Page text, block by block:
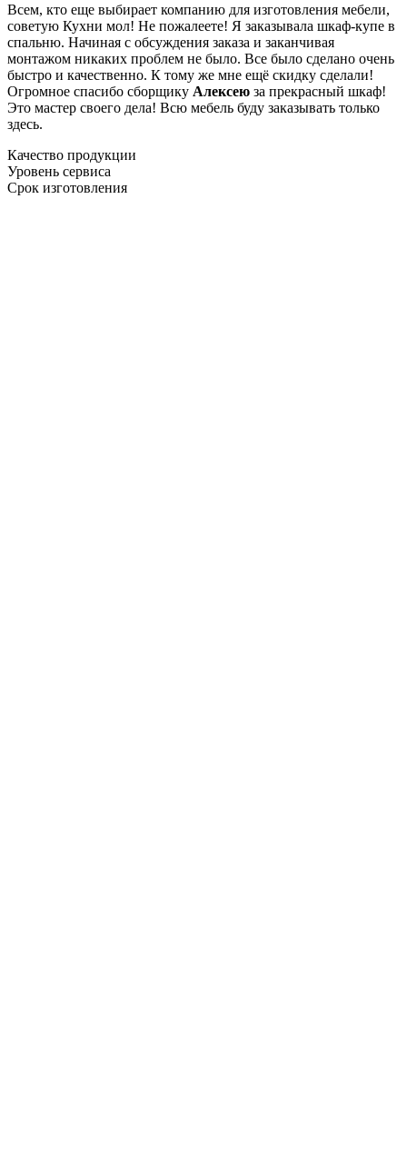
Всем, кто еще выбирает компанию для изготовления мебели,
советую Кухни мол! Не пожалеете! Я заказывала шкаф-купе в
спальню. Начиная с обсуждения заказа и заканчивая
монтажом никаких проблем не было. Все было сделано очень
быстро и качественно. К тому же мне ещё скидку сделали!
Огромное спасибо сборщику Алексею за прекрасный шкаф!
Это мастер своего дела! Всю мебель буду заказывать только
здесь.
Качество продукции
Уровень сервиса
Срок изготовления